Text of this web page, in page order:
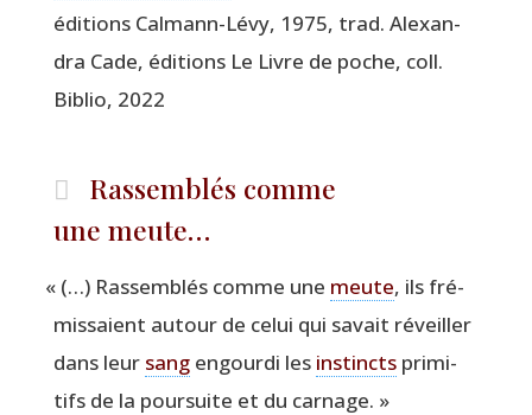
édi­tions Cal­mann-Lévy, 1975, trad. Alexan­
dra Cade, édi­tions Le Livre de poche, coll.
Biblio, 2022
Rassemblés comme
une meute…
« (…) Ras­sem­blés comme une meute, ils fré­
mis­saient autour de celui qui savait réveiller
dans leur sangengour­di les ins­tinctspri­mi­
tifs de la pour­suite et du carnage. »